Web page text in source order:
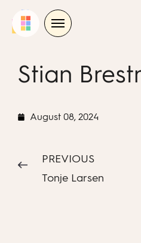
Stian
August 08, 2024
PREVIOUS
Tonje Larsen